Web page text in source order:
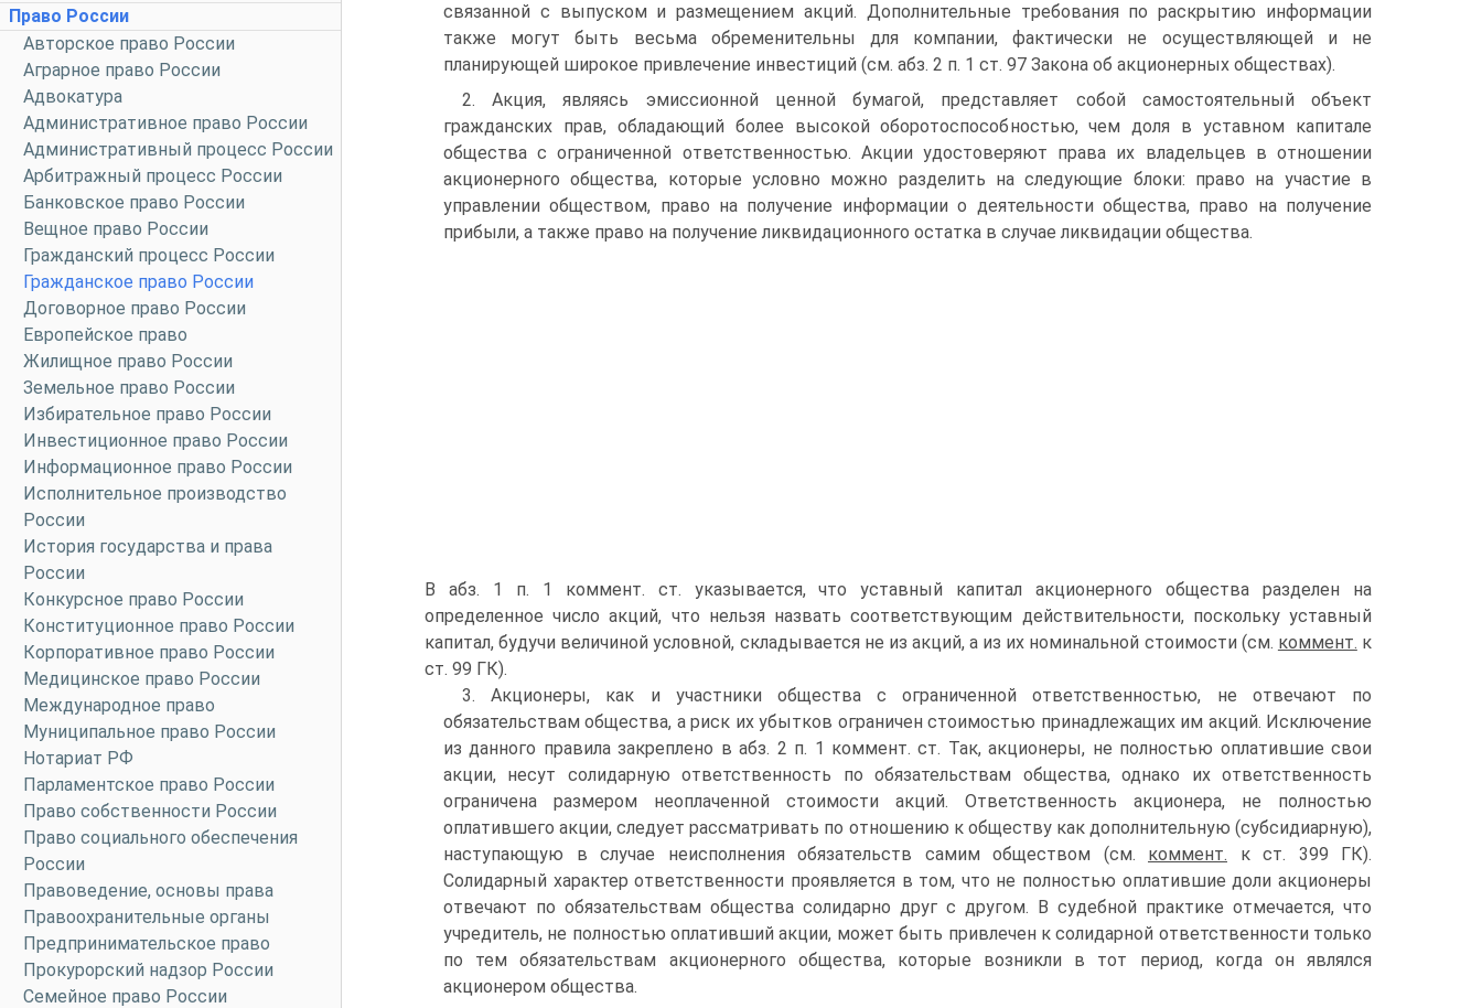
Право России
Авторское право России
Аграрное право России
Адвокатура
Административное право России
Административный процесс России
Арбитражный процесс России
Банковское право России
Вещное право России
Гражданский процесс России
Гражданское право России
Договорное право России
Европейское право
Жилищное право России
Земельное право России
Избирательное право России
Инвестиционное право России
Информационное право России
Исполнительное производство
России
История государства и права
России
Конкурсное право России
Конституционное право России
Корпоративное право России
Медицинское право России
Международное право
Муниципальное право России
Нотариат РФ
Парламентское право России
Право собственности России
Право социального обеспечения
России
Правоведение, основы права
Правоохранительные органы
Предпринимательское право
Прокурорский надзор России
Семейное право России
связанной с выпуском и размещением акций. Дополнительные требования по раскрытию информации
также могут быть весьма обременительны для компании, фактически не осуществляющей и не
планирующей широкое привлечение инвестиций (см. абз. 2 п. 1 ст. 97 Закона об акционерных обществах).
2. Акция, являясь эмиссионной ценной бумагой, представляет собой самостоятельный объект
гражданских прав, обладающий более высокой оборотоспособностью, чем доля в уставном капитале
общества с ограниченной ответственностью. Акции удостоверяют права их владельцев в отношении
акционерного общества, которые условно можно разделить на следующие блоки: право на участие в
управлении обществом, право на получение информации о деятельности общества, право на получение
прибыли, а также право на получение ликвидационного остатка в случае ликвидации общества.
В абз. 1 п. 1 коммент. ст. указывается, что уставный капитал акционерного общества разделен на
определенное число акций, что нельзя назвать соответствующим действительности, поскольку уставный
капитал, будучи величиной условной, складывается не из акций, а из их номинальной стоимости (см. коммент. к
ст. 99 ГК).
3. Акционеры, как и участники общества с ограниченной ответственностью, не отвечают по
обязательствам общества, а риск их убытков ограничен стоимостью принадлежащих им акций. Исключение
из данного правила закреплено в абз. 2 п. 1 коммент. ст. Так, акционеры, не полностью оплатившие свои
акции, несут солидарную ответственность по обязательствам общества, однако их ответственность
ограничена размером неоплаченной стоимости акций. Ответственность акционера, не полностью
оплатившего акции, следует рассматривать по отношению к обществу как дополнительную (субсидиарную),
наступающую в случае неисполнения обязательств самим обществом (см. коммент. к ст. 399 ГК).
Солидарный характер ответственности проявляется в том, что не полностью оплатившие доли акционеры
отвечают по обязательствам общества солидарно друг с другом. В судебной практике отмечается, что
учредитель, не полностью оплативший акции, может быть привлечен к солидарной ответственности только
по тем обязательствам акционерного общества, которые возникли в тот период, когда он являлся
акционером общества.